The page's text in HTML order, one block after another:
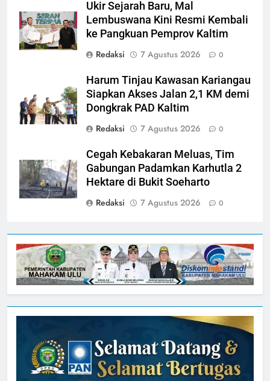
Ukir Sejarah Baru, Mal
Lembuswana Kini Resmi Kembali
ke Pangkuan Pemprov Kaltim
Redaksi
7 Agustus 2026 0
Harum Tinjau Kawasan Kariangau
Siapkan Akses Jalan 2,1 KM demi
Dongkrak PAD Kaltim
Redaksi
7 Agustus 2026 0
Cegah Kebakaran Meluas, Tim
Gabungan Padamkan Karhutla 2
Hektare di Bukit Soeharto
Redaksi
7 Agustus 2026 0